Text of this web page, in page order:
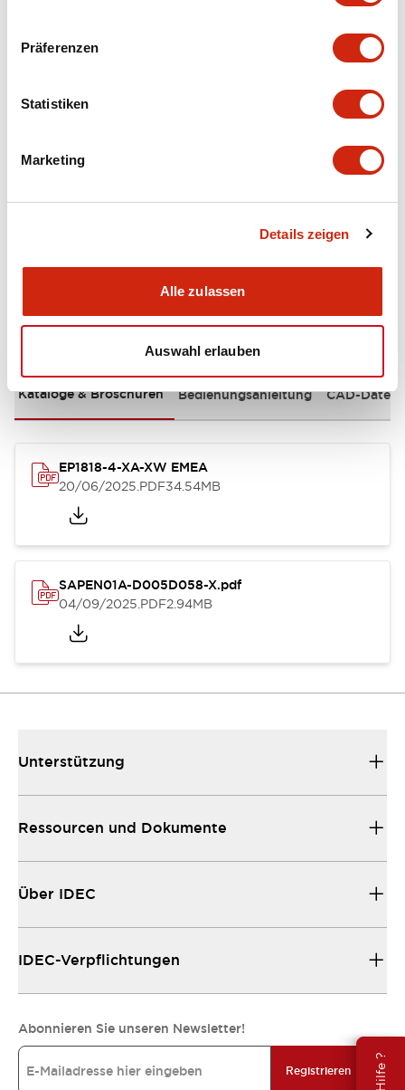
Präferenzen
Statistiken
Marketing
Details zeigen
Alle zulassen
Auswahl erlauben
Spezifikationen Alle erweitern+
Dokumente und Dateien
Kataloge & Broschüren Bedienungsanleitung CAD-
EP1818-4-XA-XW EMEA
20/06/2025.PDF34.54MB
SAPEN01A-D005D058-X.pdf
04/09/2025.PDF2.94MB
Unterstützung
Ressourcen und Dokumente
Über IDEC
IDEC-Verpflichtungen
Abonnieren Sie unseren Newsletter!
Registrieren